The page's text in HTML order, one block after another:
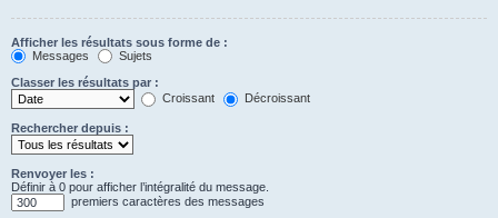
Afficher les résultats sous forme de :
Messages
Sujets
Classer les résultats par :
Croissant
Décroissant
Rechercher depuis :
Renvoyer les :
Définir à 0 pour afficher l’intégralité du message.
premiers caractères des messages